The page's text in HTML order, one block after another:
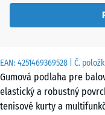
EAN:4251469369528 | Č.
Gumová podlaha pre
elastický a robustný
tenisové kurty a
Ratan
Sivá